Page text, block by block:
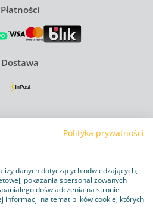
Płatności
Dostawa
plików cookie
RODO
lojalnościowy
Polityka prywatności
danych dotyczących odwiedzających,
pokazania spersonalizowanych
doświadczenia na stronie
informacji na temat plików cookie, których